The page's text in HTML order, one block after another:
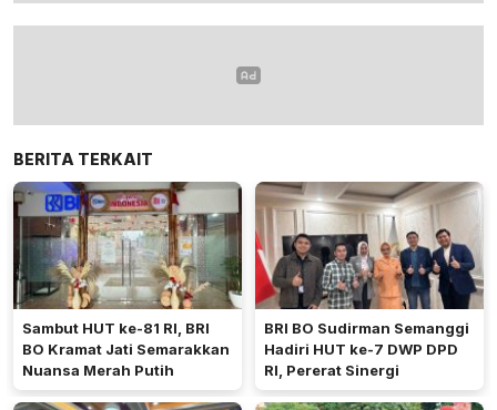
BERITA TERKAIT
Sambut HUT ke-81 RI, BRI
BO Kramat Jati Semarakkan
Nuansa Merah Putih
BRI BO Sudirman Semanggi
Hadiri HUT ke-7 DWP DPD
RI, Pererat Sinergi